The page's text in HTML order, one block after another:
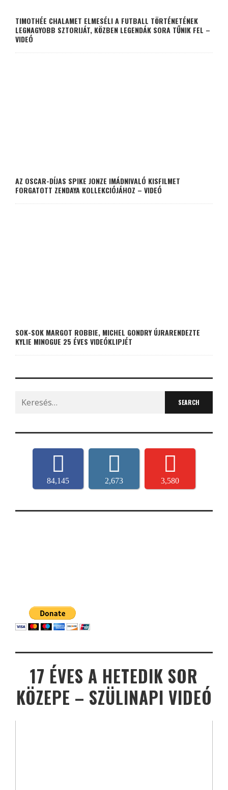
TIMOTHÉE CHALAMET ELMESÉLI A FUTBALL TÖRTÉNETÉNEK
LEGNAGYOBB SZTORIJÁT, KÖZBEN LEGENDÁK SORA TŰNIK FEL –
VIDEÓ
AZ OSCAR-DÍJAS SPIKE JONZE IMÁDNIVALÓ KISFILMET
FORGATOTT ZENDAYA KOLLEKCIÓJÁHOZ – VIDEÓ
SOK-SOK MARGOT ROBBIE, MICHEL GONDRY ÚJRARENDEZTE
KYLIE MINOGUE 25 ÉVES VIDEÓKLIPJÉT
Search
for:
84,145 2,673 3,580
17 ÉVES A HETEDIK SOR
KÖZEPE – SZÜLINAPI VIDEÓ